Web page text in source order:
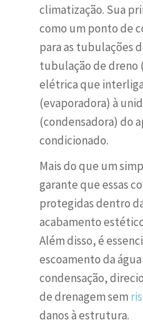
climatização. Sua
como um ponto de
para as tubulações
tubulação de dreno
elétrica que
(evaporadora) à
(condensadora) do
condicionado.
Mais do que um
garante que essas
protegidas dentro
acabamento
Além disso, é
escoamento da
condensação,
de drenagem sem
danos à estrutura.